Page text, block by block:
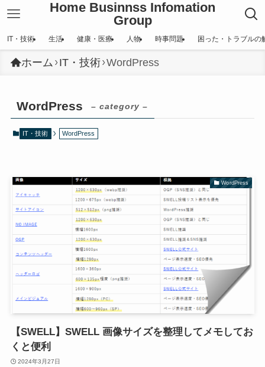
Home Businnss Infomation
Group
IT・技術 生活 健康・医療 人物 時事問題 困った・トラブルの
ホーム IT・技術 WordPress
WordPress – category –
IT・技術 WordPress
WordPress
【SWELL】SWELL 画像サイズを整理してメモしてお
くと便利
2024年3月27日